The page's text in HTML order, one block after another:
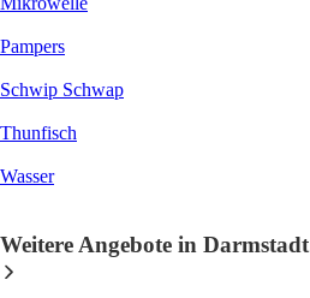
Pampers
Schwip Schwap
Thunfisch
Wasser
Weitere Angebote in Darmstadt